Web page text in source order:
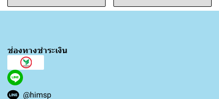
ช่องทางชำระเงิน
@himsp